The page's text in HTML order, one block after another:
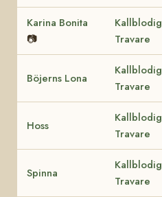
Karina Bonita
📷
Kallblodig
Travare
Böjerns Lona
Kallblodig
Travare
Hoss
Kallblodig
Travare
Spinna
Kallblodig
Travare